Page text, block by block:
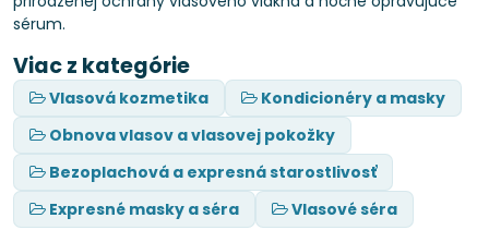
sérum.
Viac z kategórie
Vlasová kozmetika
Kondicionéry a masky
Obnova vlasov a vlasovej pokožky
Bezoplachová a expresná starostlivosť
Expresné masky a séra
Vlasové séra